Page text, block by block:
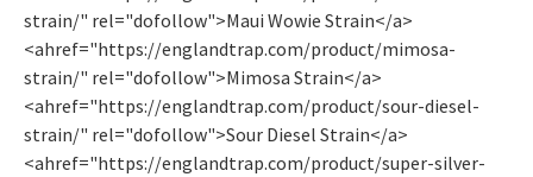
strain/" rel="dofollow">Maui Wowie Strain</a>
<ahref="https://englandtrap.com/product/mimosa-
strain/" rel="dofollow">Mimosa Strain</a>
<ahref="https://englandtrap.com/product/sour-diesel-
strain/" rel="dofollow">Sour Diesel Strain</a>
<ahref="https://englandtrap.com/product/super-silver-